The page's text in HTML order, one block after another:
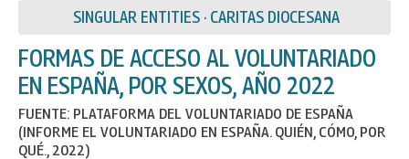
SINGULAR ENTITIES · CARITAS DIOCESANA
FORMAS DE ACCESO AL VOLUNTARIADO
EN ESPAÑA, POR SEXOS, AÑO 2022
FUENTE: PLATAFORMA DEL VOLUNTARIADO DE ESPAÑA
(INFORME EL VOLUNTARIADO EN ESPAÑA. QUIÉN, CÓMO, POR
QUÉ., 2022)